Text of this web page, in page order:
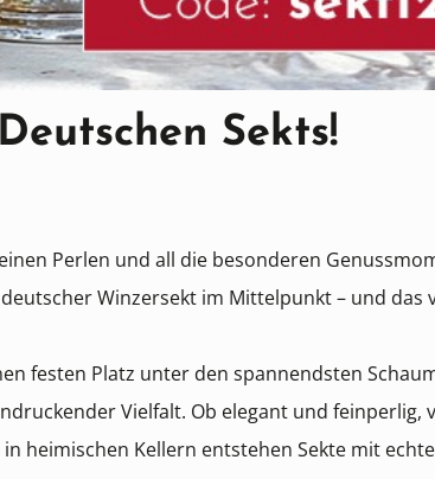
Sekts!
Perlen und all die besonderen
Winzersekt im Mittelpunkt – und das
festen Platz unter den spannendsten
Vielfalt. Ob elegant und feinperlig,
heimischen Kellern entstehen Sekte mit